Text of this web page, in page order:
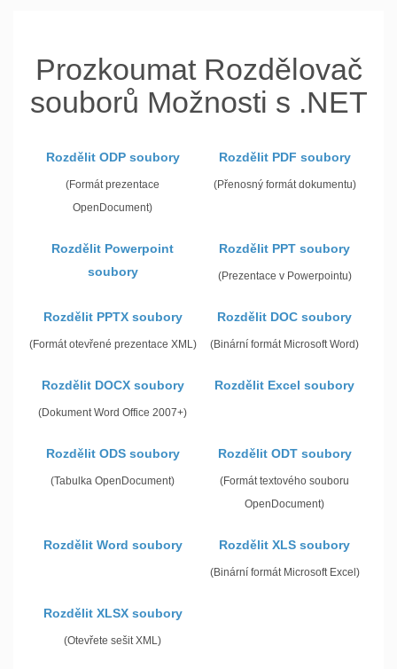
Prozkoumat Rozdělovač
souborů Možnosti s .NET
Rozdělit ODP soubory
(Formát prezentace
OpenDocument)
Rozdělit PDF soubory
(Přenosný formát dokumentu)
Rozdělit Powerpoint
soubory
Rozdělit PPT soubory
(Prezentace v Powerpointu)
Rozdělit PPTX soubory
(Formát otevřené prezentace XML)
Rozdělit DOC soubory
(Binární formát Microsoft Word)
Rozdělit DOCX soubory
(Dokument Word Office 2007+)
Rozdělit Excel soubory
Rozdělit ODS soubory
(Tabulka OpenDocument)
Rozdělit ODT soubory
(Formát textového souboru
OpenDocument)
Rozdělit Word soubory Rozdělit XLS soubory
(Binární formát Microsoft Excel)
Rozdělit XLSX soubory
(Otevřete sešit XML)